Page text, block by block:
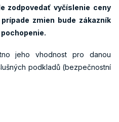
zodpovedať vyčíslenie ceny
zmien bude zákazník
jeho vhodnost pro danou
podkladů (bezpečnostní